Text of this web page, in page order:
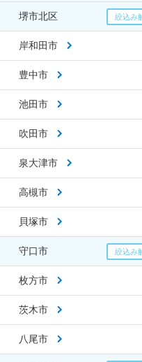
堺市北区
岸和田市
豊中市
池田市
吹田市
泉大津市
高槻市
貝塚市
守口市
枚方市
茨木市
八尾市